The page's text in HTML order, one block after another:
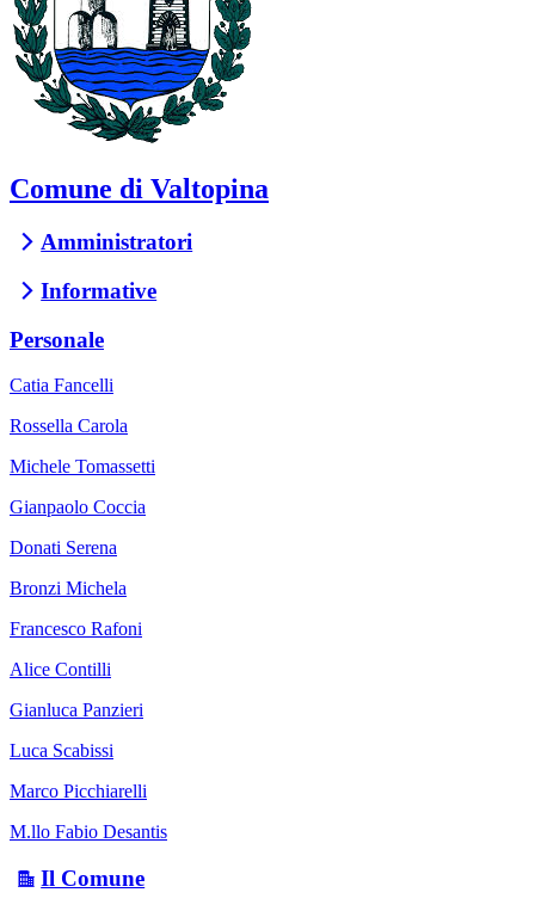
Comune di Valtopina
Amministratori
Informative
Personale
Catia Fancelli
Rossella Carola
Michele Tomassetti
Gianpaolo Coccia
Donati Serena
Bronzi Michela
Francesco Rafoni
Alice Contilli
Gianluca Panzieri
Luca Scabissi
Marco Picchiarelli
M.llo Fabio Desantis
Il Comune